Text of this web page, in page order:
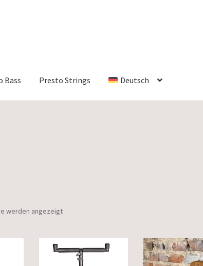
Bass Presto Strings Deutsch
werden angezeigt